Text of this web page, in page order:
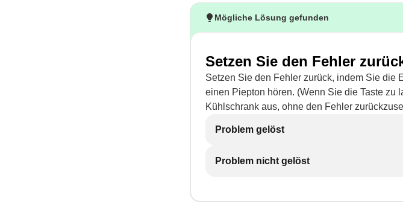
Mögliche Lösung gefunden
Setzen Sie den Fehler
Setzen Sie den Fehler zurück, indem Sie die
einen Piepton hören. (Wenn Sie die Taste zu
Kühlschrank aus, ohne den Fehler
Problem gelöst
Problem nicht gelöst